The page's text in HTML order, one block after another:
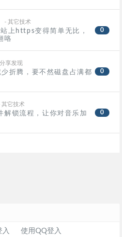
上https变得简单无比，
咯
-其它技术
0
折腾，要不然磁盘占满都
分享发现
0
解锁流程，让你对音乐加
其它技术
0
入 使用QQ登入